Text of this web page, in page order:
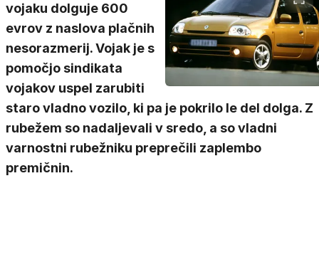
vojaku dolguje 600
evrov z naslova plačnih
nesorazmerij. Vojak je s
pomočjo sindikata
vojakov uspel zarubiti
staro vladno vozilo, ki pa je pokrilo le del dolga. Z
rubežem so nadaljevali v sredo, a so vladni
varnostni rubežniku preprečili zaplembo
premičnin.